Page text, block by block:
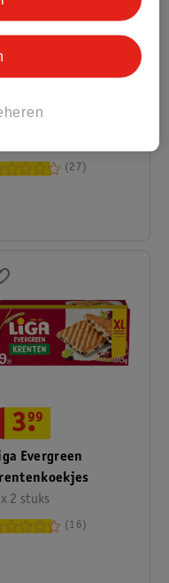
27
Evergreen
2 stuks
3.
99
16